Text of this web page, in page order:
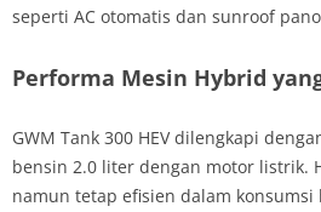
seperti AC otomatis dan sunroof
Performa Mesin Hybrid
GWM Tank 300 HEV dilengkapi
bensin 2.0 liter dengan motor listrik.
namun tetap efisien dalam